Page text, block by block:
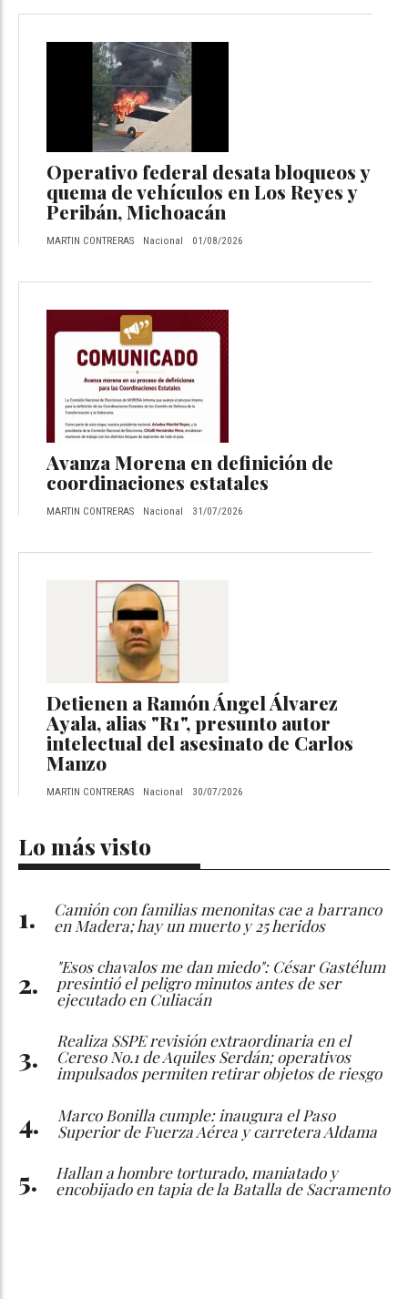
Operativo federal desata bloqueos y
quema de vehículos en Los Reyes y
Peribán, Michoacán
MARTIN CONTRERAS Nacional 01/08/2026
Avanza Morena en definición de
coordinaciones estatales
MARTIN CONTRERAS Nacional 31/07/2026
Detienen a Ramón Ángel Álvarez
Ayala, alias "R1", presunto autor
intelectual del asesinato de Carlos
Manzo
MARTIN CONTRERAS Nacional 30/07/2026
Lo más visto
Camión con familias menonitas cae a barranco
en Madera; hay un muerto y 25 heridos
"Esos chavalos me dan miedo": César Gastélum
presintió el peligro minutos antes de ser
ejecutado en Culiacán
Realiza SSPE revisión extraordinaria en el
Cereso No.1 de Aquiles Serdán; operativos
impulsados permiten retirar objetos de riesgo
Marco Bonilla cumple: inaugura el Paso
Superior de Fuerza Aérea y carretera Aldama
Hallan a hombre torturado, maniatado y
encobijado en tapia de la Batalla de Sacramento